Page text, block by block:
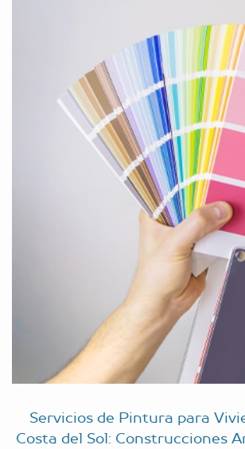
Servicios de Pintura para
Costa del Sol: Construcciones